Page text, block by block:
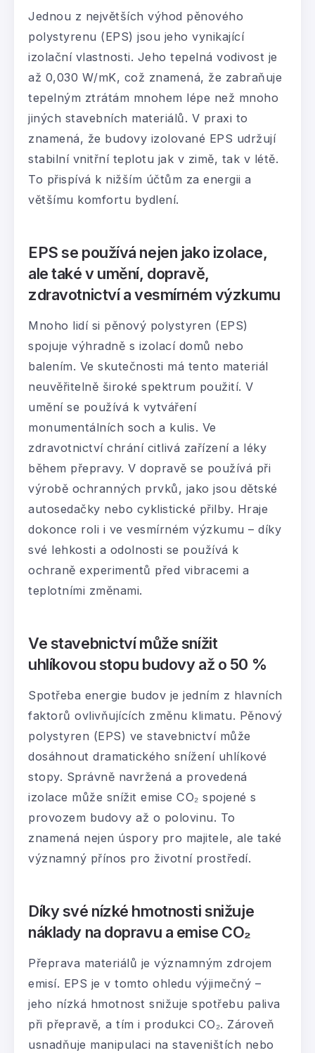
Jednou z největších výhod pěnového
polystyrenu (EPS) jsou jeho vynikající
izolační vlastnosti. Jeho tepelná vodivost je
až 0,030 W/mK, což znamená, že zabraňuje
tepelným ztrátám mnohem lépe než mnoho
jiných stavebních materiálů. V praxi to
znamená, že budovy izolované EPS udržují
stabilní vnitřní teplotu jak v zimě, tak v létě.
To přispívá k nižším účtům za energii a
většímu komfortu bydlení.
EPS se používá nejen jako izolace,
ale také v umění, dopravě,
zdravotnictví a vesmírném výzkumu
Mnoho lidí si pěnový polystyren (EPS)
spojuje výhradně s izolací domů nebo
balením. Ve skutečnosti má tento materiál
neuvěřitelně široké spektrum použití. V
umění se používá k vytváření
monumentálních soch a kulis. Ve
zdravotnictví chrání citlivá zařízení a léky
během přepravy. V dopravě se používá při
výrobě ochranných prvků, jako jsou dětské
autosedačky nebo cyklistické přilby. Hraje
dokonce roli i ve vesmírném výzkumu – díky
své lehkosti a odolnosti se používá k
ochraně experimentů před vibracemi a
teplotními změnami.
Ve stavebnictví může snížit
uhlíkovou stopu budovy až o 50 %
Spotřeba energie budov je jedním z hlavních
faktorů ovlivňujících změnu klimatu. Pěnový
polystyren (EPS) ve stavebnictví může
dosáhnout dramatického snížení uhlíkové
stopy. Správně navržená a provedená
izolace může snížit emise CO₂ spojené s
provozem budovy až o polovinu. To
znamená nejen úspory pro majitele, ale také
významný přínos pro životní prostředí.
Díky své nízké hmotnosti snižuje
náklady na dopravu a emise CO₂
Přeprava materiálů je významným zdrojem
emisí. EPS je v tomto ohledu výjimečný –
jeho nízká hmotnost snižuje spotřebu paliva
při přepravě, a tím i produkci CO₂. Zároveň
usnadňuje manipulaci na staveništích nebo